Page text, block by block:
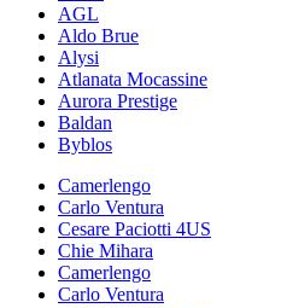
AGL
Aldo Brue
Alysi
Atlanata Mocassine
Aurora Prestige
Baldan
Byblos
Camerlengo
Carlo Ventura
Cesare Paciotti 4US
Chie Mihara
Camerlengo
Carlo Ventura